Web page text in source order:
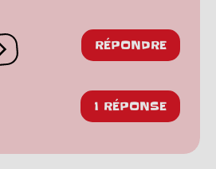
Ouvrir les réactions
RÉPONDRE
1 RÉPONSE